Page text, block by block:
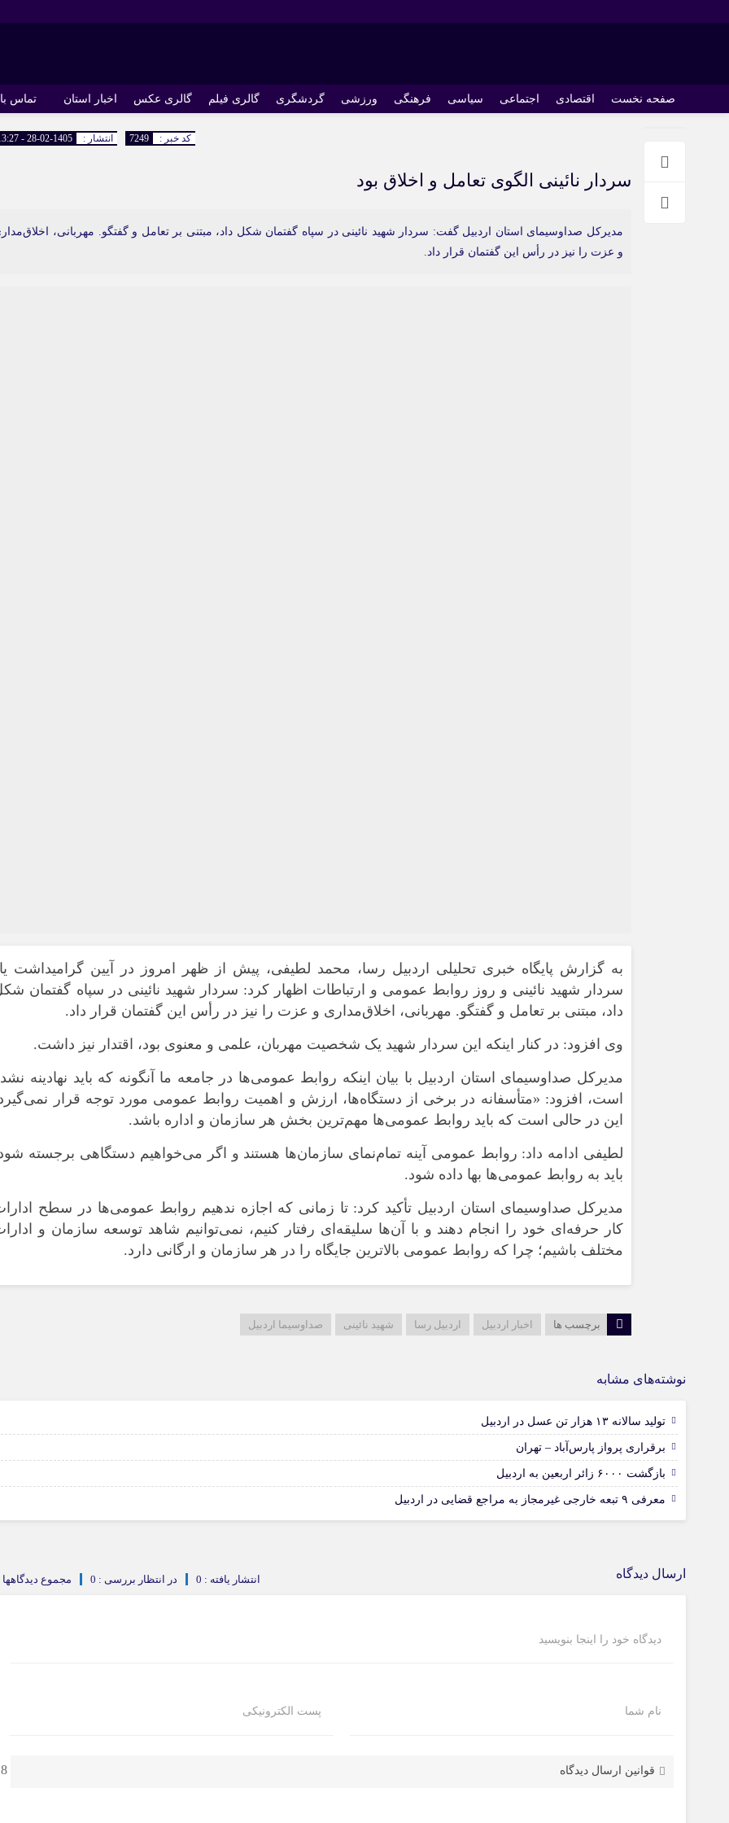
صفحه نخست اقتصادی اجتماعی سیاسی فرهنگی ورزشی گردشگری گالری فیلم گالری عکس اخبار استان تماس
انتشار : 1405-02-28 - 13:27 کد خبر : 7249
سردار نائینی الگوی تعامل و اخلاق بود
مدیرکل صداوسیمای استان اردبیل گفت: سردار شهید نائینی در سپاه گفتمان شکل داد، مبتنی بر تعامل و گفتگو. مهربانی،
و عزت را نیز در رأس این گفتمان قرار داد.
به گزارش پایگاه خبری تحلیلی اردبیل رسا، محمد لطیفی، پیش از ظهر امروز در آیین گرامیداشت
سردار شهید نائینی و روز روابط عمومی و ارتباطات اظهار کرد: سردار شهید نائینی در سپاه گفتمان
داد، مبتنی بر تعامل و گفتگو. مهربانی، اخلاق‌مداری و عزت را نیز در رأس این گفتمان قرار داد.
وی افزود: در کنار اینکه این سردار شهید یک شخصیت مهربان، علمی و معنوی بود، اقتدار نیز داشت.
مدیرکل صداوسیمای استان اردبیل با بیان اینکه روابط عمومی‌ها در جامعه ما آنگونه که باید نهادینه
است، افزود: «متأسفانه در برخی از دستگاه‌ها، ارزش و اهمیت روابط عمومی مورد توجه قرار
این در حالی است که باید روابط عمومی‌ها مهم‌ترین بخش هر سازمان و اداره باشد.
لطیفی ادامه داد: روابط عمومی آینه تمام‌نمای سازمان‌ها هستند و اگر می‌خواهیم دستگاهی برجسته
باید به روابط عمومی‌ها بها داده شود.
مدیرکل صداوسیمای استان اردبیل تأکید کرد: تا زمانی که اجازه ندهیم روابط عمومی‌ها در سطح
کار حرفه‌ای خود را انجام دهند و با آن‌ها سلیقه‌ای رفتار کنیم، نمی‌توانیم شاهد توسعه سازمان و
مختلف باشیم؛ چرا که روابط عمومی بالاترین جایگاه را در هر سازمان و ارگانی دارد.
برچسب ها اخبار اردبیل اردبیل رسا شهید نائینی صداوسیما اردبیل
نوشته‌های مشابه
تولید سالانه ۱۳ هزار تن عسل در اردبیل
برقراری پرواز پارس‌آباد – تهران
بازگشت ۶۰۰۰ زائر اربعین به اردبیل
معرفی ۹ تبعه خارجی غیرمجاز به مراجع قضایی در اردبیل
ارسال دیدگاه مجموع دیدگاهها : در انتظار بررسی : 0 انتشار یافته : 0
دیدگاه خود را اینجا بنویسید
نام شما پست الکترونیکی
قوانین ارسال دیدگاه 8